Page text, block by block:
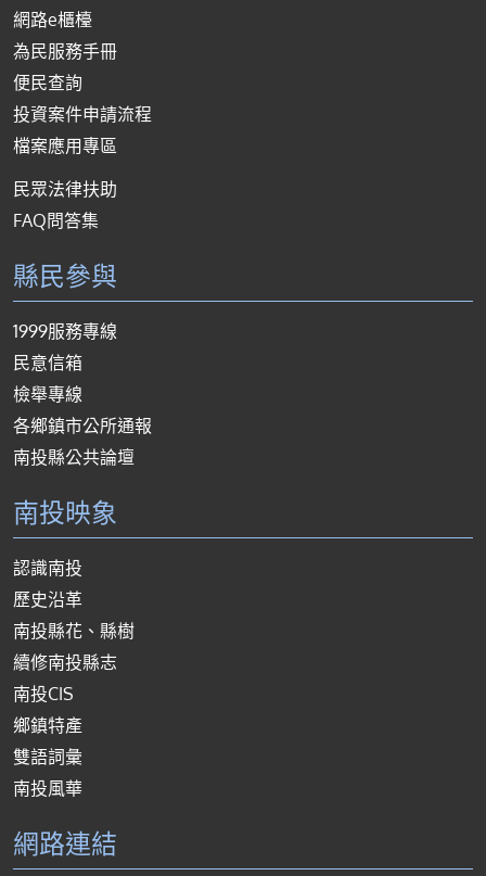
網路e櫃檯
為民服務手冊
便民查詢
投資案件申請流程
檔案應用專區
民眾法律扶助
FAQ問答集
縣民參與
1999服務專線
民意信箱
檢舉專線
各鄉鎮市公所通報
南投縣公共論壇
南投映象
認識南投
歷史沿革
南投縣花、縣樹
續修南投縣志
南投CIS
鄉鎮特產
雙語詞彙
南投風華
網路連結